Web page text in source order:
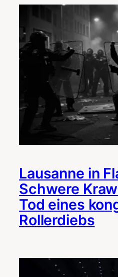
Lausanne in
Schwere
Tod eines
Rollerdiebs